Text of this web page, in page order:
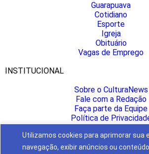
Utilizamos cookies para aprimorar sua
navegação, exibir anúncios ou
Guarapuava
Cotidiano
Esporte
Igreja
Obituário
Vagas de Emprego
INSTITUCIONAL
Sobre o CulturaNews
Fale com a Redação
Faça parte da Equipe
Política de
CULTURA NAS REDES